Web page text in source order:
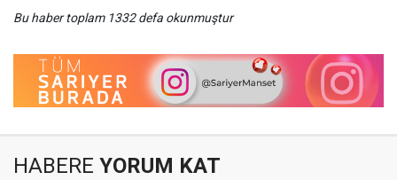
Bu haber toplam 1332 defa okunmuştur
HABERE YORUM KAT